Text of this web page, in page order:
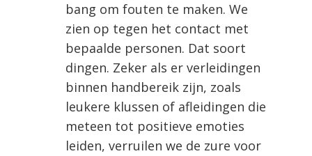
bang om fouten te maken. We
zien op tegen het contact met
bepaalde personen. Dat soort
dingen. Zeker als er verleidingen
binnen handbereik zijn, zoals
leukere klussen of afleidingen die
meteen tot positieve emoties
leiden, verruilen we de zure voor